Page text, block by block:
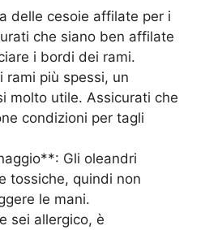
delle cesoie affilate per i
che siano ben affilate
i bordi dei rami.
più spessi, un
molto utile. Assicurati che
condizioni per tagli
Gli oleandri
tossiche, quindi non
le mani.
sei allergico, è